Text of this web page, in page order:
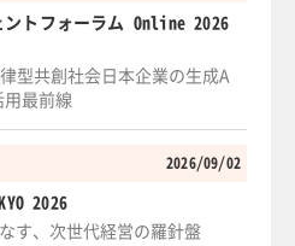
トフォーラム Online 2026
型共創社会日本企業の生成A
最前線
2026/09/02
2026
す、次世代経営の羅針盤